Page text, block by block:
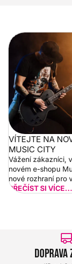
Vítejte na
City
VÍTEJTE NA
MUSIC CITY
Vážení zákazníci,
novém e-shopu
nové rozhraní pro
a rychlejší.
PŘEČÍST SI VÍCE...